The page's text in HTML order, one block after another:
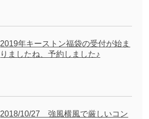
2019年キーストン福袋の受付が始ま
りましたね、予約しました♪
2018/10/27 強風横風で厳しいコン